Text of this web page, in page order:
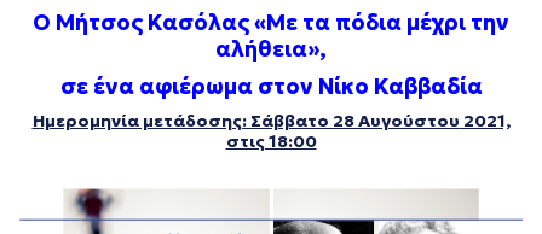
Ο Μήτσος Κασόλας«Με τα πόδια μέχρι την
αλήθεια»,
σε ένα αφιέρωμα στον Νίκο Καββαδία
Ημερομηνία μετάδοσης: Σάββατο 28 Αυγούστου 2021,
στις 18:00